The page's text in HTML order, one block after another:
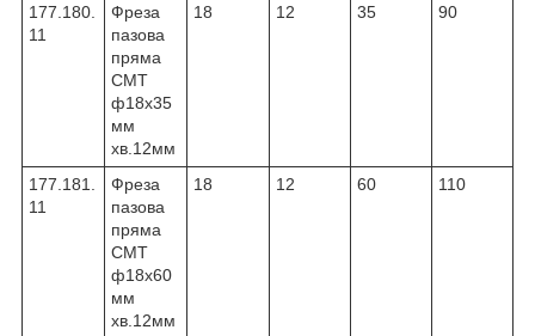
177.180.
11
Фреза
пазова
пряма
CMT
ф18х35
мм
хв.12мм
18 12 35 90
177.181.
11
Фреза
пазова
пряма
CMT
ф18х60
мм
хв.12мм
18 12 60 110